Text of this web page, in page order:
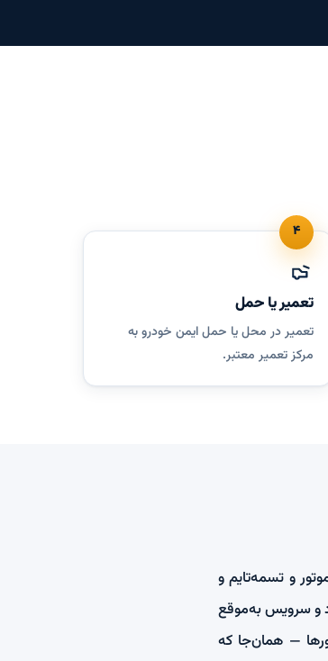
۴
تعمیر یا حمل
تعمیر در محل یا حمل ایمن خودرو به
مرکز تعمیر معتبر.
و تسمه‌تایم و
و سرویس به‌موقع
— همان‌جا که